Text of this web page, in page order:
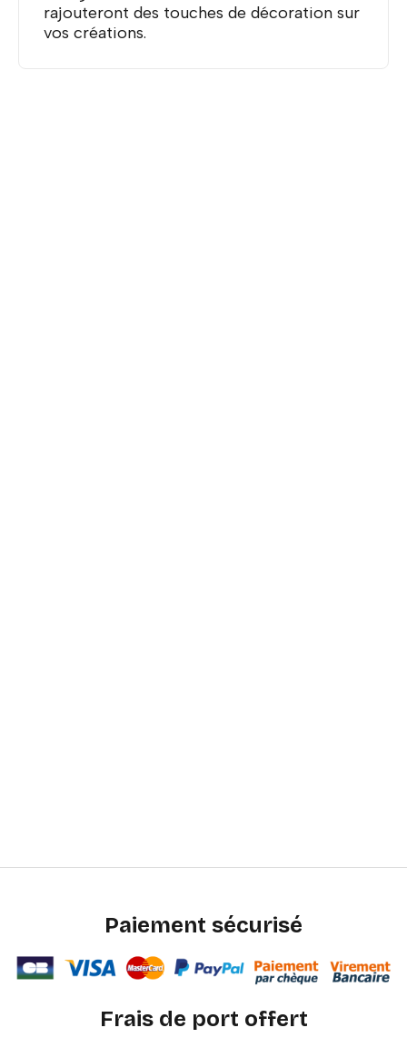
rajouteront des touches de décoration sur
vos créations.
Paiement sécurisé
Frais de port offert